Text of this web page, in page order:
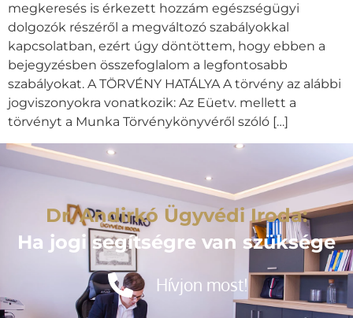
megkeresés is érkezett hozzám egészségügyi
dolgozók részéről a megváltozó szabályokkal
kapcsolatban, ezért úgy döntöttem, hogy ebben a
bejegyzésben összefoglalom a legfontosabb
szabályokat. A TÖRVÉNY HATÁLYA A törvény az alábbi
jogviszonyokra vonatkozik: Az Eüetv. mellett a
törvényt a Munka Törvénykönyvéről szóló […]
Dr. Andirkó Ügyvédi Iroda:
Ha jogi segítségre van szüksége
Hívjon most!